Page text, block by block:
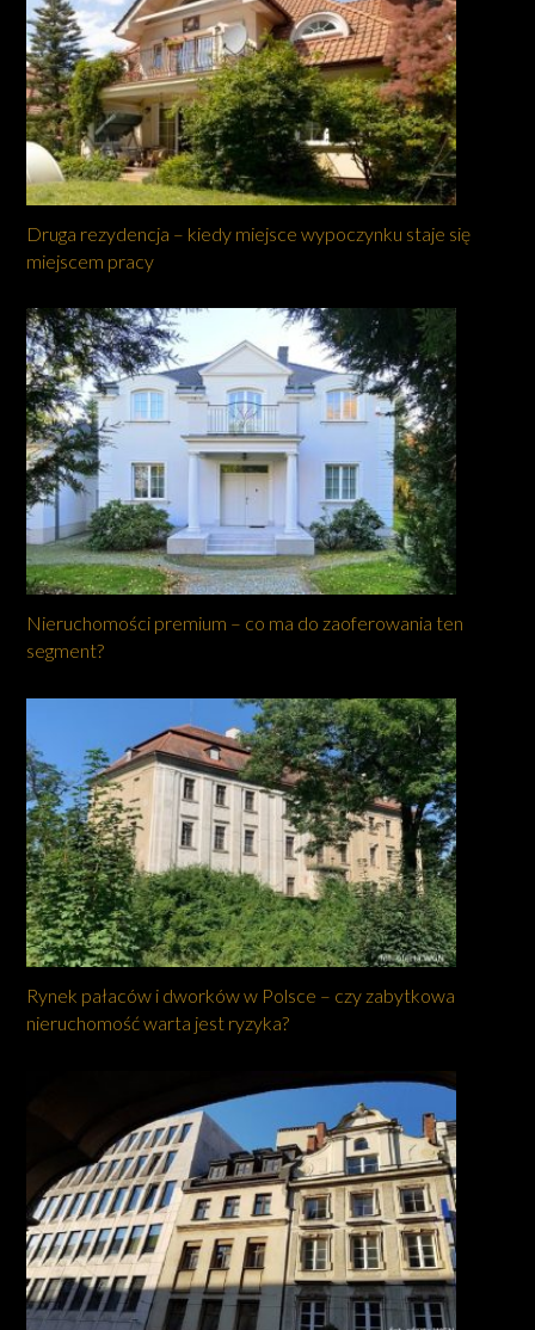
Druga rezydencja – kiedy miejsce wypoczynku staje się
miejscem pracy
Nieruchomości premium – co ma do zaoferowania ten
segment?
Rynek pałaców i dworków w Polsce – czy zabytkowa
nieruchomość warta jest ryzyka?